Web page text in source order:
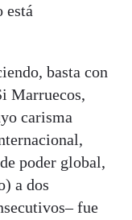
está
basta con
Marruecos,
carisma
poder global,
a dos
fue